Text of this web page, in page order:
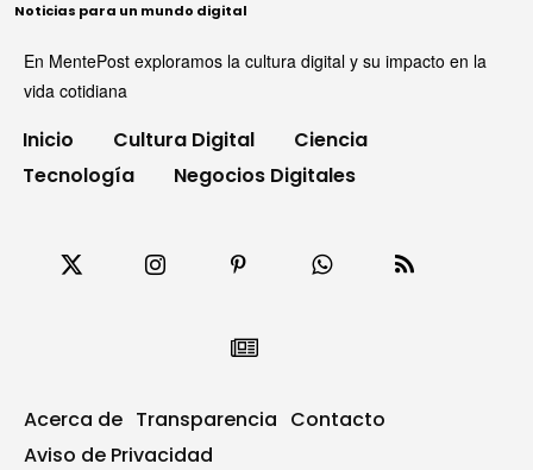
Noticias para un mundo digital
En MentePost exploramos la cultura digital y su impacto en la
vida cotidiana
Inicio Cultura Digital
Ciencia
Tecnología
Negocios Digitales
Acerca de Transparencia Contacto
Aviso de Privacidad